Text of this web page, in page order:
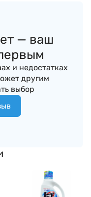
— ваш
и недостатках
другим
выбор